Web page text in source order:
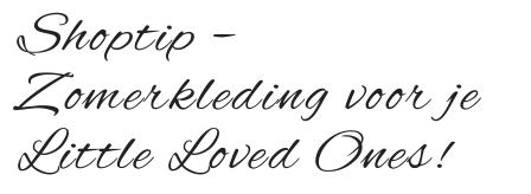
Shoptip –
Zomerkleding voor je
Little Loved Ones!